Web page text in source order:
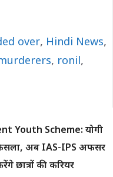
over, Hindi News,
, ronil,
Youth Scheme: योगी
अब IAS-IPS अफसर
छात्रों की करियर